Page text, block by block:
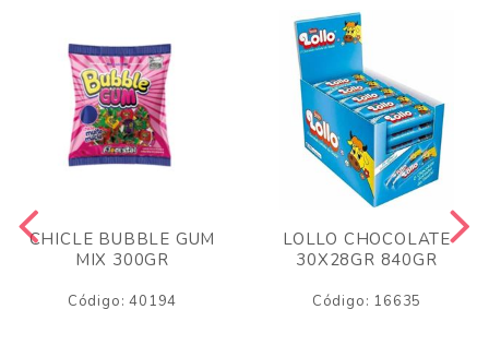
CHICLE BUBBLE GUM
MIX 300GR
Código: 40194
LOLLO CHOCOLATE
30X28GR 840GR
Código: 16635